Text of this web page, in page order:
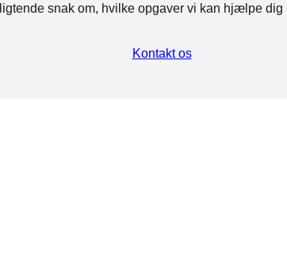
snak om, hvilke opgaver vi kan hjælpe
Kontakt os